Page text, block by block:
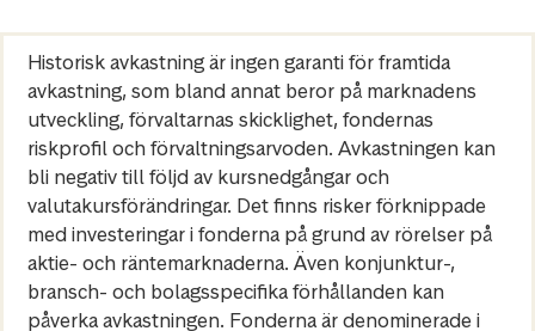
Historisk avkastning är ingen garanti för framtida
avkastning, som bland annat beror på marknadens
utveckling, förvaltarnas skicklighet, fondernas
riskprofil och förvaltningsarvoden. Avkastningen kan
bli negativ till följd av kursnedgångar och
valutakursförändringar. Det finns risker förknippade
med investeringar i fonderna på grund av rörelser på
aktie- och räntemarknaderna. Även konjunktur-,
bransch- och bolagsspecifika förhållanden kan
påverka avkastningen. Fonderna är denominerade i